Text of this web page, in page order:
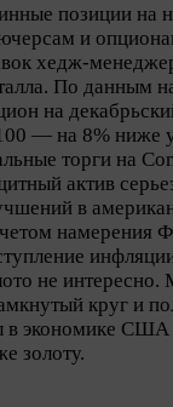
позиции на
и
хедж-
По данным
на
— на 8% ниже
торги на
актив
в
намерения
не интересно.
круг и
в экономике
золоту.